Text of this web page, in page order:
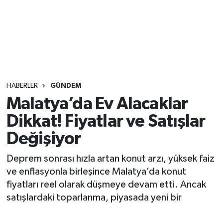
HABERLER GÜNDEM
Malatya’da Ev Alacaklar
Dikkat! Fiyatlar ve Satışlar
Değişiyor
Deprem sonrası hızla artan konut arzı, yüksek faiz
ve enflasyonla birleşince Malatya’da konut
fiyatları reel olarak düşmeye devam etti. Ancak
satışlardaki toparlanma, piyasada yeni bir
Yaşam